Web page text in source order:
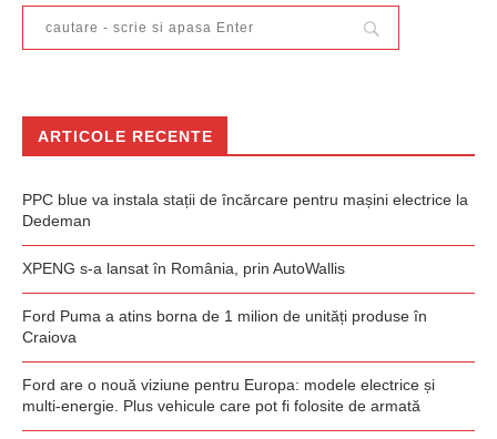
ARTICOLE RECENTE
PPC blue va instala stații de încărcare pentru mașini electrice la
Dedeman
XPENG s-a lansat în România, prin AutoWallis
Ford Puma a atins borna de 1 milion de unități produse în
Craiova
Ford are o nouă viziune pentru Europa: modele electrice și
multi-energie. Plus vehicule care pot fi folosite de armată